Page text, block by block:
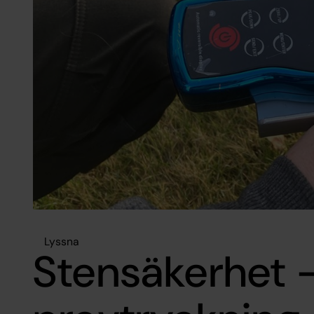
Lyssna
Stensäkerhet